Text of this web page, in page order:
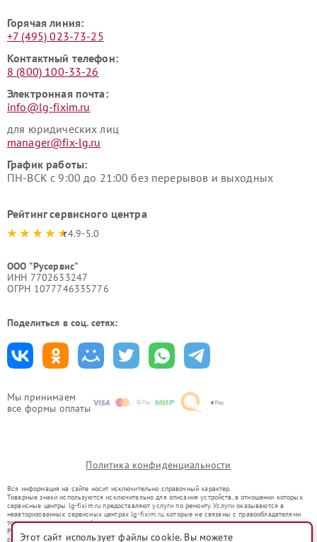
Мы принимаем
все формы оплаты
Горячая линия:
+7 (495) 023-73-25
Контактный телефон:
8 (800) 100-33-26
Электронная почта:
info@lg-fixim.ru
для юридических лиц
manager@fix-lg.ru
График работы:
ПН-ВСК с 9:00 до 21:00 без перерывов и выходных
Рейтинг сервисного центра
4.9-5.0
ООО "Русервис"
ИНН 7702633247
ОГРН 1077746335776
Поделиться в соц. сетях:
Политика конфиденциальности
Вся информация на сайте носит исключительно справочный характер.
Товарные знаки используются исключительно для описания устройств, в отношении которых
сервисные центры lg-fixim.ru предоставляют услуги по ремонту. Услуги оказываются в
неавторизованных сервисных центрах lg-fixim.ru, которые не связаны с правообладателями
товарных знаков или их официальными представителями.
Ремонт осуществляется для устройств, уже введенных в гражданский оборот в соответствии
со статьей 1487 ГК РФ.
Этот сайт использует файлы cookie. Вы можете